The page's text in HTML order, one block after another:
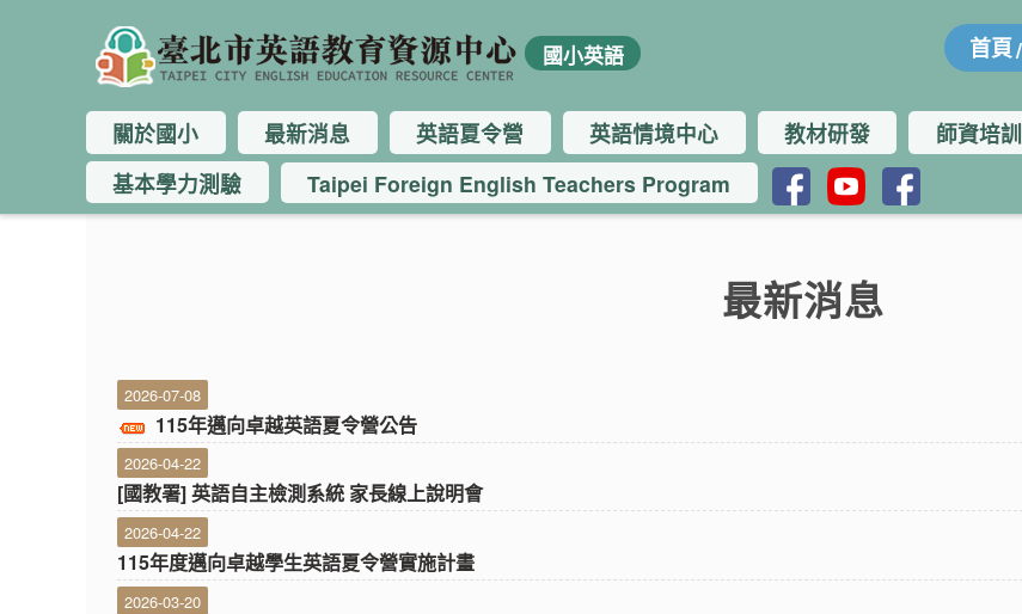
國小英語 :::首頁
關於國小 最新消息 英語夏令營 英語情境中心 教材研發 師資培訓
基本學力測驗
Taipei Foreign English Teachers Program
最新消息
2026-07-08
115年邁向卓越英語夏令營公告
2026-04-22
[國教署] 英語自主檢測系統 家長線上說明會
2026-04-22
115年度邁向卓越學生英語夏令營實施計畫
2026-03-20